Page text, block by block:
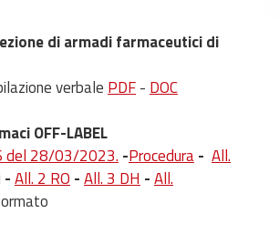
di armadi farmaceutici di
verbale PDF- DOC
OFF-LABEL
del 28/03/2023. -Procedura- All.
-All. 2 RO -All. 3 DH -All.